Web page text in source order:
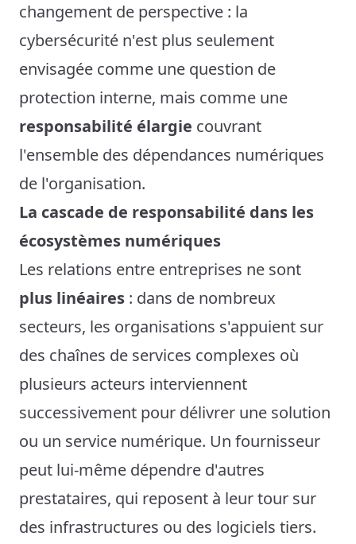
changement de perspective : la
cybersécurité n'est plus seulement
envisagée comme une question de
protection interne, mais comme une
responsabilité élargie couvrant
l'ensemble des dépendances numériques
de l'organisation.
La cascade de responsabilité dans les
écosystèmes numériques
Les relations entre entreprises ne sont
plus linéaires : dans de nombreux
secteurs, les organisations s'appuient sur
des chaînes de services complexes où
plusieurs acteurs interviennent
successivement pour délivrer une solution
ou un service numérique. Un fournisseur
peut lui-même dépendre d'autres
prestataires, qui reposent à leur tour sur
des infrastructures ou des logiciels tiers.